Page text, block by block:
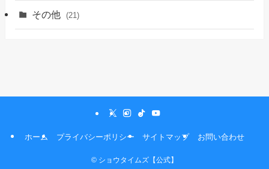
その他 (21)
ホーム プライバシーポリシー サイトマップ お問い合わせ
© ショウタイムズ【公式】